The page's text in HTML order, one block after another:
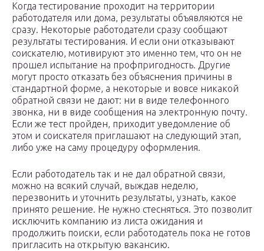
Когда тестирование проходит на территории
работодателя или дома, результаты объявляются не
сразу. Некоторые работодатели сразу сообщают
результаты тестирования. И если они отказывают
соискателю, мотивируют это именно тем, что он не
прошел испытание на профпригодность. Другие
могут просто отказать без объяснения причины в
стандартной форме, а некоторые и вовсе никакой
обратной связи не дают: ни в виде телефонного
звонка, ни в виде сообщения на электронную почту.
Если же тест пройден, приходит уведомление об
этом и соискателя приглашают на следующий этап,
либо уже на саму процедуру оформления.
Если работодатель так и не дал обратной связи,
можно на всякий случай, выждав неделю,
перезвонить и уточнить результаты, узнать, какое
принято решение. Не нужно стесняться. Это позволит
исключить компанию из листа ожидания и
продолжить поиски, если работодатель пока не готов
пригласить на открытую вакансию.